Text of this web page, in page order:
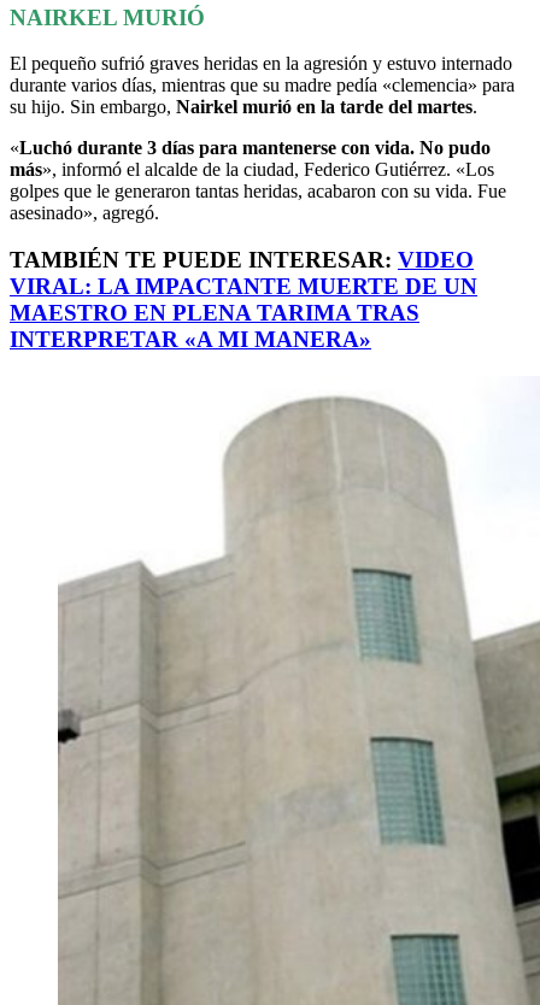
NAIRKEL MURIÓ
El pequeño sufrió graves heridas en la agresión y estuvo internado
durante varios días, mientras que su madre pedía «clemencia» para
su hijo. Sin embargo, Nairkel murió en la tarde del martes.
«Luchó durante 3 días para mantenerse con vida. No pudo
más», informó el alcalde de la ciudad, Federico Gutiérrez. «Los
golpes que le generaron tantas heridas, acabaron con su vida. Fue
asesinado», agregó.
TAMBIÉN TE PUEDE INTERESAR: VIDEO
VIRAL: LA IMPACTANTE MUERTE DE UN
MAESTRO EN PLENA TARIMA TRAS
INTERPRETAR «A MI MANERA»